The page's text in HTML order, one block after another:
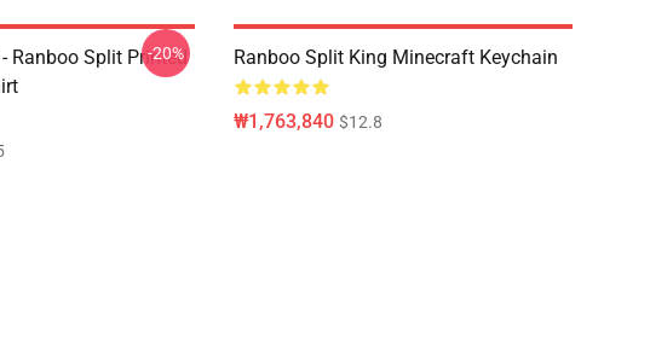
Ranboo Split Printed
-20% Ranboo Split King Minecraft Keychain
₩1,763,840 $12.8